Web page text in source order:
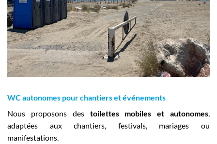
WC autonomes pour chantiers et événements
Nous proposons des toilettes mobiles et autonomes,
adaptées aux chantiers, festivals, mariages ou
manifestations.